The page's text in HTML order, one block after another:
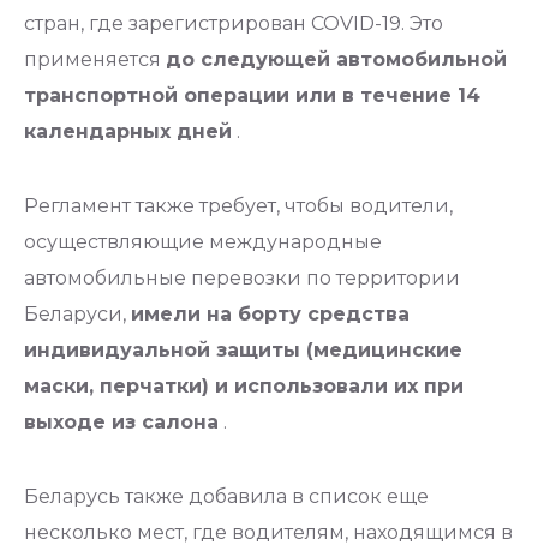
стран, где зарегистрирован COVID-19. Это
применяется до следующей автомобильной
транспортной операции или в течение 14
календарных дней .
Регламент также требует, чтобы водители,
осуществляющие международные
автомобильные перевозки по территории
Беларуси, имели на борту средства
индивидуальной защиты (медицинские
маски, перчатки) и использовали их при
выходе из салона .
Беларусь также добавила в список еще
несколько мест, где водителям, находящимся в